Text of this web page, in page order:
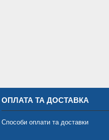
ОПЛАТА ТА ДОСТАВКА
Способи оплати та доставки